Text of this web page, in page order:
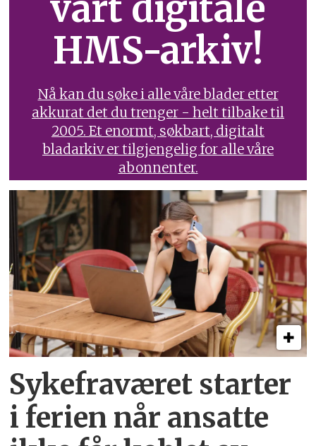
HMS-arkiv!
Nå kan du søke i alle våre blader etter
akkurat det du trenger - helt tilbake til
2005. Et enormt, søkbart, digitalt
bladarkiv er tilgjengelig for alle våre
abonnenter.
Sykefraværet starter
i ferien når ansatte